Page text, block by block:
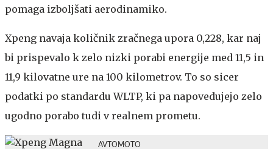
pomaga izboljšati aerodinamiko.
Xpeng navaja količnik zračnega upora 0,228, kar naj
bi prispevalo k zelo nizki porabi energije med 11,5 in
11,9 kilovatne ure na 100 kilometrov. To so sicer
podatki po standardu WLTP, ki pa napovedujejo zelo
ugodno porabo tudi v realnem prometu.
AVTOMOTO